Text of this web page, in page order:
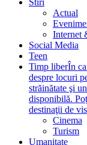
Stiri
Actual
Internet
Social Media
Teen
Timp liberÎn
despre locuri
străinătate şi
disponibilă.
destinaţii de
Cinema
Turism
Umanitate